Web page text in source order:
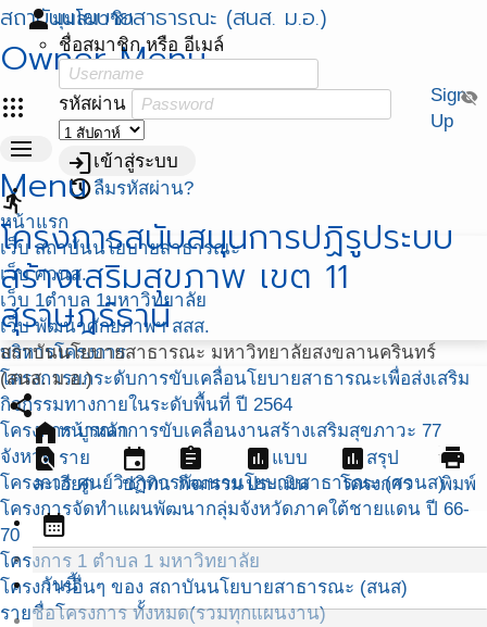
สถาบันนโยบายสาธารณะ (สนส. ม.อ.)
Owner Menu
apps
personมุมสมาชิก
ชื่อสมาชิก หรือ อีเมล์
รหัสผ่าน visibility_off
loginเข้าสู่ระบบ
restoreลืมรหัสผ่าน?
Sign
Up
menu
Menu
หน้าแรก
เว็บ สถาบันนโยบายสาธารณะ
เว็บ ศวนส.
เว็บ 1ตำบล 1มหาวิทยาลัย
เว็บ พัฒนาศักยภาพฯ สสส.
บริหารโครงการ
โครงการยกระดับการขับเคลื่อนโยบายสาธารณะเพื่อส่งเสริม
กิจกรรมทางกายในระดับพื้นที่ ปี 2564
โครงการ บูรณาการขับเคลื่อนงานสร้างเสริมสุขภาวะ 77
จังหวัด
โครงการ ศูนย์วิชาการพัฒนานโยบายสาธารณะ (ศวนส)
โครงการจัดทำแผนพัฒนากลุ่มจังหวัดภาคใต้ชายแดน ปี 66-
70
โครงการ 1 ตำบล 1 มหาวิทยาลัย
โครงการอื่นๆ ของ สถาบันนโยบายสาธารณะ (สนส)
รายชื่อโครงการ ทั้งหมด(รวมทุกแผนงาน)
directions_run
โครงการสนับสนุนการปฏิรูประบบ
สร้างเสริมสุขภาพ เขต 11
สุราษฎร์ธานี
สถาบันนโยบายสาธารณะ มหาวิทยาลัยสงขลานครินทร์
(สนส. ม.อ.)
share
homeหน้าหลัก
find_in_page ราย
ละเอียด
event
ปฏิทิน
assignment
กิจกรรม
assessment แบบ
ประเมิน
assessment สรุป
โครงการ
print
พิมพ์
calendar_month
วันนี้